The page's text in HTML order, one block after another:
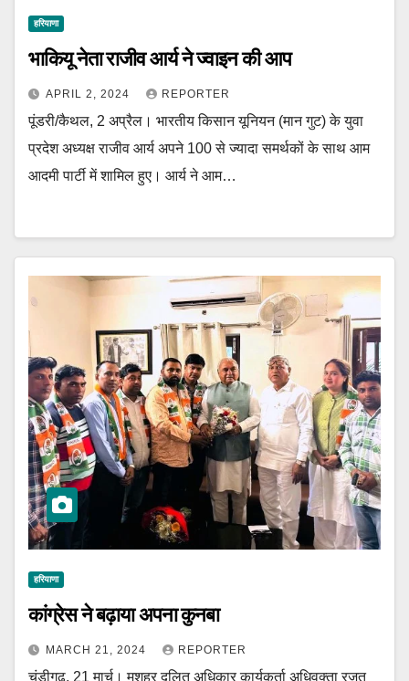
हरियाणा
भाकियू नेता राजीव आर्य ने ज्वाइन की आप
APRIL 2, 2024 REPORTER
पूंडरी/कैथल, 2 अप्रैल। भारतीय किसान यूनियन (मान गुट) के युवा
प्रदेश अध्यक्ष राजीव आर्य अपने 100 से ज्यादा समर्थकों के साथ आम
आदमी पार्टी में शामिल हुए। आर्य ने आम…
हरियाणा
कांग्रेस ने बढ़ाया अपना कुनबा
MARCH 21, 2024 REPORTER
चंडीगढ़, 21 मार्च। मशहूर दलित अधिकार कार्यकर्ता अधिवक्ता रजत